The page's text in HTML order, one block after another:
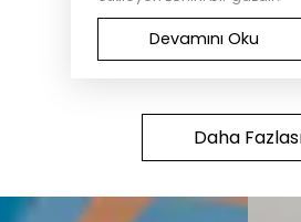
Devamını Oku
Daha